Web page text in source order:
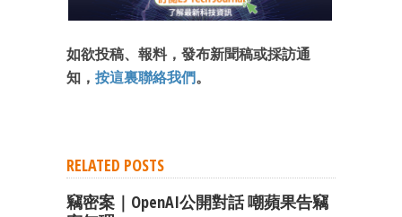
如欲投稿、報料，發布新聞稿或採訪通
知， 按這裏聯絡我們。
RELATED POSTS
竊密案｜OpenAI公開對話 嘲蘋果告竊
成為 EJ Tech 會員
最新資訊（附創業懶人包）
箱！